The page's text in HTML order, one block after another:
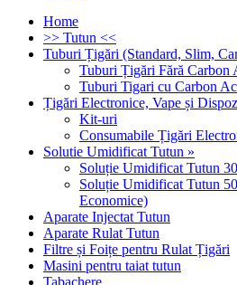
Home
>> Tutun <<
Tuburi Țigări (Standard, Slim,
Tuburi Țigări Fără Carbon
Tuburi Tigari cu Carbon
Țigări Electronice, Vape și
Kit-uri
Consumabile Țigări
Solutie Umidificat Tutun »
Soluție Umidificat Tutun
Soluție Umidificat Tutun
Economice)
Aparate Injectat Tutun
Aparate Rulat Tutun
Filtre și Foițe pentru Rulat Țigări
Masini pentru taiat tutun
Tabachere